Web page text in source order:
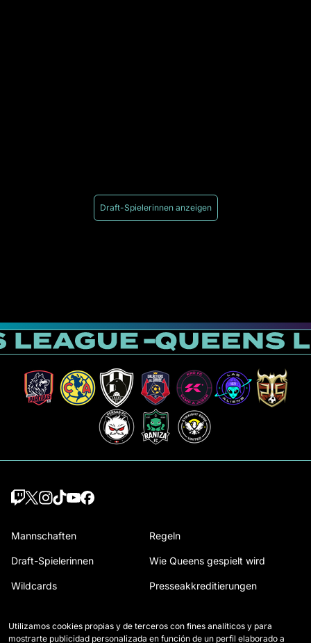
Draft-Spielerinnen anzeigen
Mannschaften
Draft-Spielerinnen
Wildcards
Klassifikation
Regeln
Wie Queens gespielt wird
Presseakkreditierungen
Arbeiten Sie mit uns
Utilizamos cookies propias y de terceros con fines analíticos y para
mostrarte publicidad personalizada en función de un perfil elaborado a